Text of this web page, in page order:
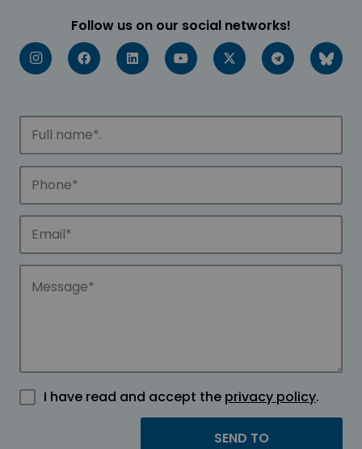
Follow us on our social networks!
I have read and accept the privacy policy.